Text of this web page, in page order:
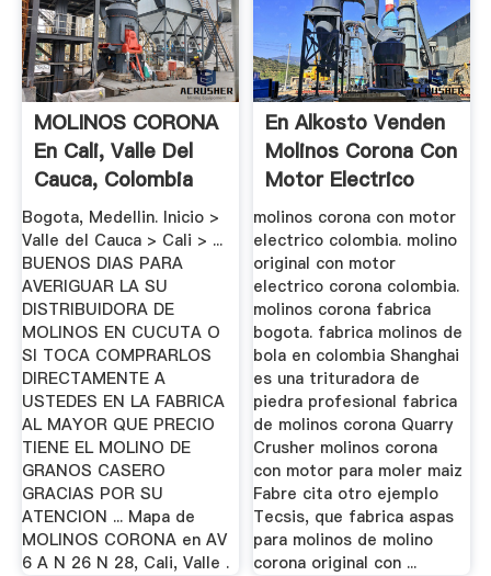
MOLINOS CORONA
En Cali, Valle Del
Cauca, Colombia
Bogota, Medellin. Inicio >
Valle del Cauca > Cali > ...
BUENOS DIAS PARA
AVERIGUAR LA SU
DISTRIBUIDORA DE
MOLINOS EN CUCUTA O
SI TOCA COMPRARLOS
DIRECTAMENTE A
USTEDES EN LA FABRICA
AL MAYOR QUE PRECIO
TIENE EL MOLINO DE
GRANOS CASERO
GRACIAS POR SU
ATENCION ... Mapa de
MOLINOS CORONA en AV
6 A N 26 N 28, Cali, Valle .
En Alkosto Venden
Molinos Corona Con
Motor Electrico
molinos corona con motor
electrico colombia. molino
original con motor
electrico corona colombia.
molinos corona fabrica
bogota. fabrica molinos de
bola en colombia Shanghai
es una trituradora de
piedra profesional fabrica
de molinos corona Quarry
Crusher molinos corona
con motor para moler maiz
Fabre cita otro ejemplo
Tecsis, que fabrica aspas
para molinos de molino
corona original con ...